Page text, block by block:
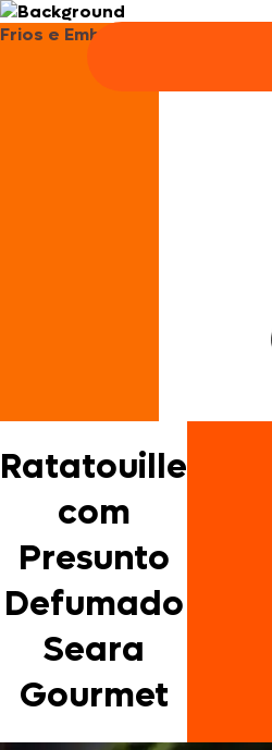
Frios e Embutidos
Ratatouille
com
Presunto
Defumado
Seara
Gourmet